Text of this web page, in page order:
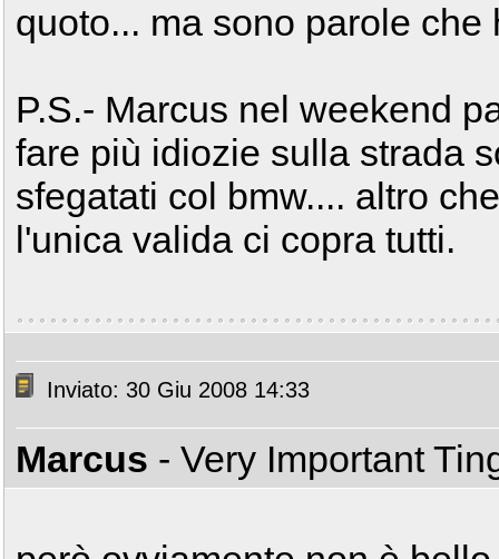
quoto... ma sono parole
P.S.- Marcus nel weekend
fare più idiozie sulla strada
sfegatati col bmw.... altro
l'unica valida ci copra tutti.
Inviato: 30 Giu 2008 14:33
Marcus - Very Important